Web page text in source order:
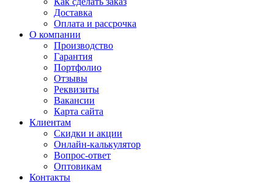
Доставка
Оплата и рассрочка
О компании
Производство
Гарантия
Портфолио
Отзывы
Реквизиты
Вакансии
Карта сайта
Клиентам
Скидки и акции
Онлайн-калькулятор
Вопрос-ответ
Оптовикам
Контакты